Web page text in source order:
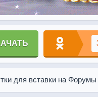
для вставки на Форумы